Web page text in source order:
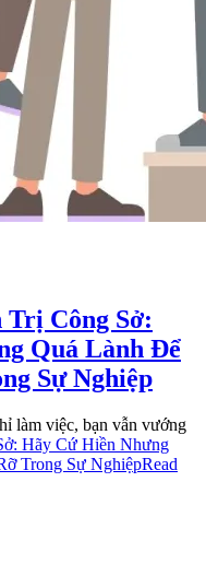
Công Sở:
Quá Lành Để
Sự Nghiệp
làm việc, bạn vẫn vướng
Hãy Cứ Hiền Nhưng
Trong Sự NghiệpRead